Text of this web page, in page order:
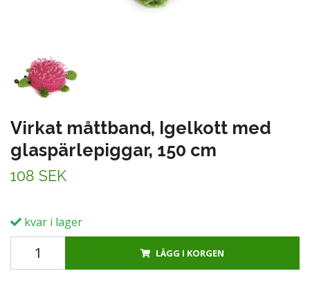
Virkat måttband, Igelkott med
glaspärlepiggar, 150 cm
108 SEK
kvar i lager
LÄGG I KORGEN